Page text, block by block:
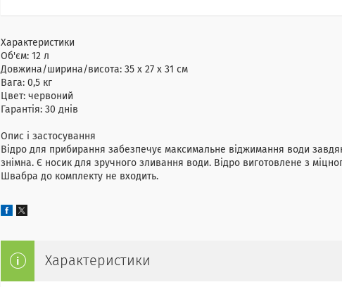
Характеристики
Об'єм: 12 л
Довжина/ширина/висота: 35 х 27 х 31 см
Вага: 0,5 кг
Цвет: червоний
Гарантія: 30 днів
Опис і застосування
Відро для прибирання забезпечує максимальне віджимання води
знімна. Є носик для зручного зливання води. Відро виготовлене з
Швабра до комплекту не входить.
Характеристики